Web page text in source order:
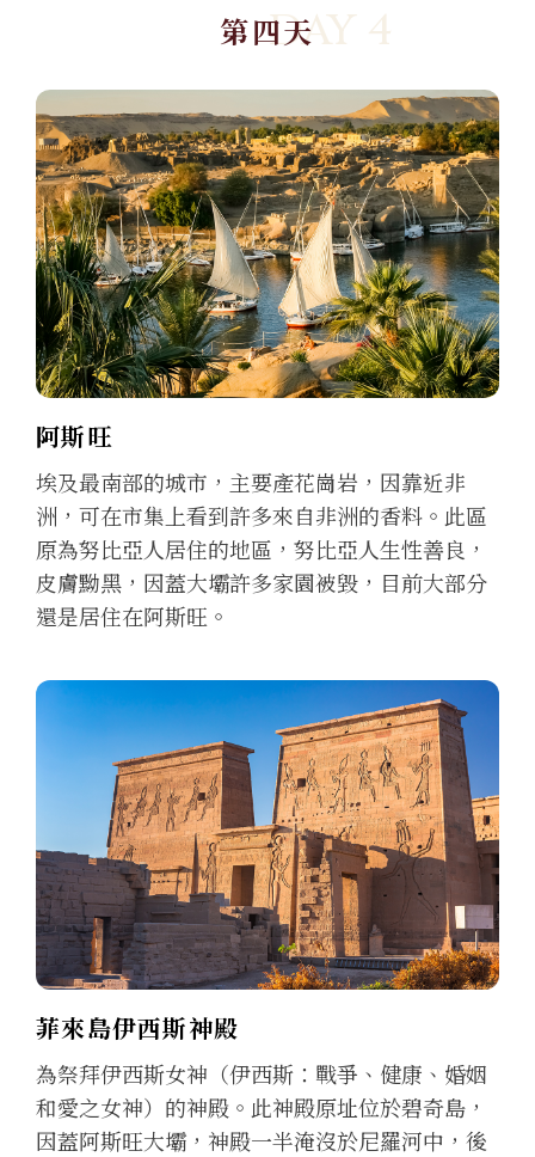
第四天DAY 4
阿斯旺
埃及最南部的城市，主要產花崗岩，因靠近非
洲，可在市集上看到許多來自非洲的香料。此區
原為努比亞人居住的地區，努比亞人生性善良，
皮膚黝黑，因蓋大壩許多家園被毀，目前大部分
還是居住在阿斯旺。
菲來島伊西斯神殿
為祭拜伊西斯女神（伊西斯：戰爭、健康、婚姻
和愛之女神）的神殿。此神殿原址位於碧奇島，
因蓋阿斯旺大壩，神殿一半淹沒於尼羅河中，後